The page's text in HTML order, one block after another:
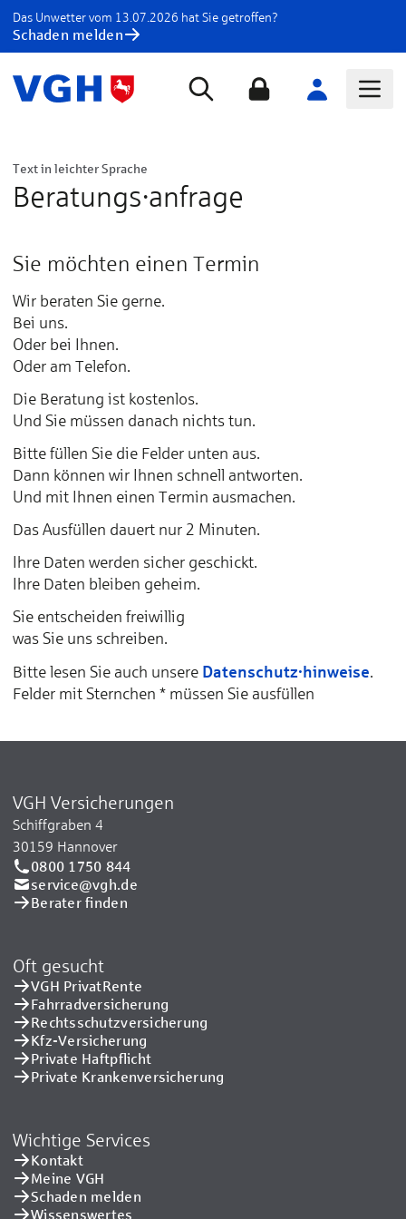
Das Unwetter vom 13.07.2026 hat Sie getroffen?
Schaden melden
Text in leichter Sprache
Beratungs·anfrage
Sie möchten einen Termin
Wir beraten Sie gerne.
Bei uns.
Oder bei Ihnen.
Oder am Telefon.
Die Beratung ist kostenlos.
Und Sie müssen danach nichts tun.
Bitte füllen Sie die Felder unten aus.
Dann können wir Ihnen schnell antworten.
Und mit Ihnen einen Termin ausmachen.
Das Ausfüllen dauert nur 2 Minuten.
Ihre Daten werden sicher geschickt.
Ihre Daten bleiben geheim.
Sie entscheiden freiwillig
was Sie uns schreiben.
Bitte lesen Sie auch unsere Datenschutz·hinweise.
Felder mit Sternchen * müssen Sie ausfüllen
VGH Versicherungen
Schiffgraben 4
30159 Hannover
0800 1750 844
service@vgh.de
Berater finden
Oft gesucht
VGH PrivatRente
Fahrradversicherung
Rechtsschutzversicherung
Kfz-Versicherung
Private Haftpflicht
Private Kranken­versicherung
Wichtige Services
Kontakt
Meine VGH
Schaden melden
Wissenswertes